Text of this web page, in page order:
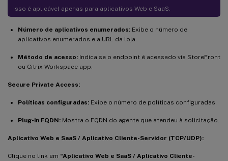
Isso é aplicável apenas para aplicativos Web e SaaS.
Número de aplicativos enumerados: Exibe o número de
aplicativos enumerados e a URL da loja.
Método de acesso: Indica se o endpoint é acessado via StoreFront
ou Citrix Workspace app.
Secure Private Access:
Políticas configuradas: Exibe o número de políticas configuradas.
Plug-in FQDN: Mostra o FQDN do agente que atendeu à solicitação.
Aplicativo Web e SaaS / Aplicativo Cliente-Servidor (TCP/UDP):
Clique no link em “Aplicativo Web e SaaS / Aplicativo Cliente-